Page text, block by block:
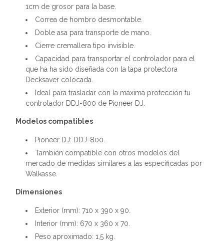
1cm de grosor para la base.
Correa de hombro desmontable.
Doble asa para transporte de mano.
Cierre cremallera tipo invisible.
Capacidad para transportar el controlador para el
que ha ha sido diseñada con la tapa protectora
Decksaver colocada.
Ideal para trasladar con la máxima protección tu
controlador DDJ-800 de Pioneer DJ.
Modelos compatibles
Pioneer DJ: DDJ-800.
También compatible con otros modelos del
mercado de medidas similares a las especificadas por
Walkasse.
Dimensiones
Exterior (mm): 710 x 390 x 90.
Interior (mm): 670 x 360 x 70.
Peso aproximado: 1,5 kg.